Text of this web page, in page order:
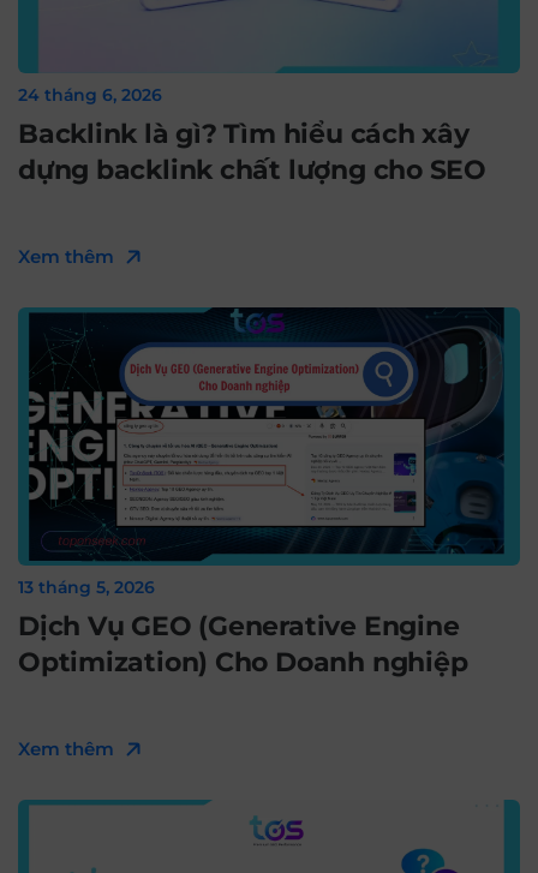
24 tháng 6, 2026
Backlink là gì? Tìm hiểu cách xây
dựng backlink chất lượng cho SEO
Xem thêm
13 tháng 5, 2026
Dịch Vụ GEO (Generative Engine
Optimization) Cho Doanh nghiệp
Xem thêm